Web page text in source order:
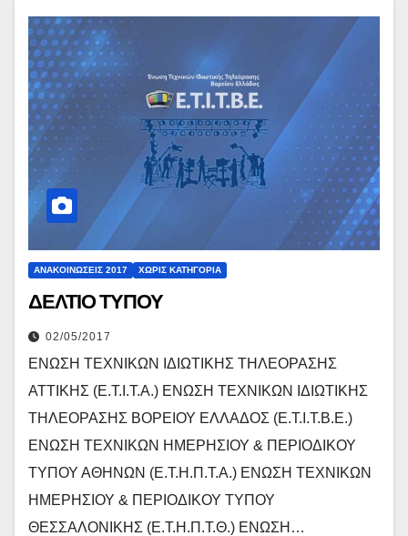
ΑΝΑΚΟΙΝΏΣΕΙΣ 2017 ΧΩΡΊΣ ΚΑΤΗΓΟΡΊΑ
ΔΕΛΤΙΟ ΤΥΠΟΥ
02/05/2017
ΕΝΩΣΗ ΤΕΧΝΙΚΩΝ ΙΔΙΩΤΙΚΗΣ ΤΗΛΕΟΡΑΣΗΣ
ΑΤΤΙΚΗΣ (Ε.Τ.Ι.Τ.Α.) ΕΝΩΣΗ ΤΕΧΝΙΚΩΝ ΙΔΙΩΤΙΚΗΣ
ΤΗΛΕΟΡΑΣΗΣ ΒΟΡΕΙΟΥ ΕΛΛΑΔΟΣ (Ε.Τ.Ι.Τ.Β.Ε.)
ΕΝΩΣΗ ΤΕΧΝΙΚΩΝ ΗΜΕΡΗΣΙΟΥ & ΠΕΡΙΟΔΙΚΟΥ
ΤΥΠΟΥ ΑΘΗΝΩΝ (Ε.Τ.Η.Π.Τ.Α.) ΕΝΩΣΗ ΤΕΧΝΙΚΩΝ
ΗΜΕΡΗΣΙΟΥ & ΠΕΡΙΟΔΙΚΟΥ ΤΥΠΟΥ
ΘΕΣΣΑΛΟΝΙΚΗΣ (Ε.Τ.Η.Π.Τ.Θ.) ΕΝΩΣΗ…